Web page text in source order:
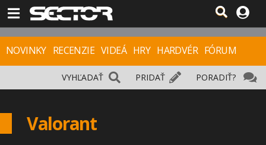
NOVINKY RECENZIE VIDEÁ HRY HARDVÉR FÓRUM
PORADIŤ?
PRIDAŤ
VYHĽADAŤ
Valorant